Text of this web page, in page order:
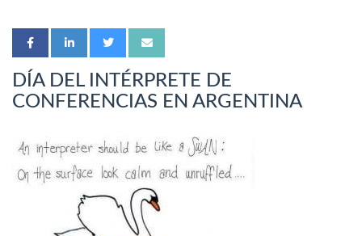
DÍA DEL INTÉRPRETE DE
CONFERENCIAS EN ARGENTINA